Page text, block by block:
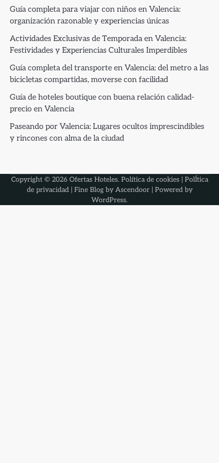
Guía completa para viajar con niños en Valencia:
organización razonable y experiencias únicas
Actividades Exclusivas de Temporada en Valencia:
Festividades y Experiencias Culturales Imperdibles
Guía completa del transporte en Valencia: del metro a las
bicicletas compartidas, moverse con facilidad
Guía de hoteles boutique con buena relación calidad-
precio en Valencia
Paseando por Valencia: Lugares ocultos imprescindibles
y rincones con alma de la ciudad
Copyright © 2026 Ofertas Hoteles. Política de cookies| PolÍtica
de privacidad| Fine Blog by Ascendoor| Powered by
WordPress.